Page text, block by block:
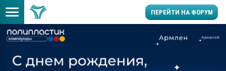
ПЕРЕЙТИ НА ФОРУМ